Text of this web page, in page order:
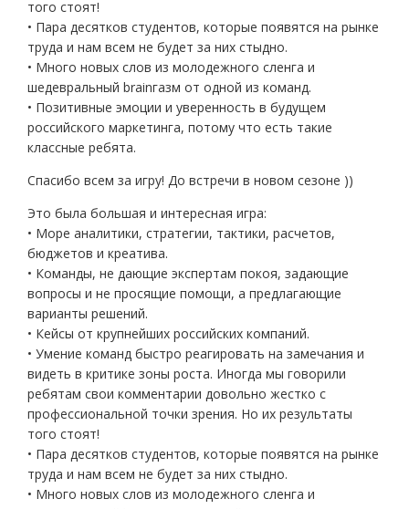
того стоят!
• Пара десятков студентов, которые появятся на рынке
труда и нам всем не будет за них стыдно.
• Много новых слов из молодежного сленга и
шедевральный brainгазм от одной из команд.
• Позитивные эмоции и уверенность в будущем
российского маркетинга, потому что есть такие
классные ребята.
Спасибо всем за игру! До встречи в новом сезоне ))
Это была большая и интересная игра:
• Море аналитики, стратегии, тактики, расчетов,
бюджетов и креатива.
• Команды, не дающие экспертам покоя, задающие
вопросы и не просящие помощи, а предлагающие
варианты решений.
• Кейсы от крупнейших российских компаний.
• Умение команд быстро реагировать на замечания и
видеть в критике зоны роста. Иногда мы говорили
ребятам свои комментарии довольно жестко с
профессиональной точки зрения. Но их результаты
того стоят!
• Пара десятков студентов, которые появятся на рынке
труда и нам всем не будет за них стыдно.
• Много новых слов из молодежного сленга и